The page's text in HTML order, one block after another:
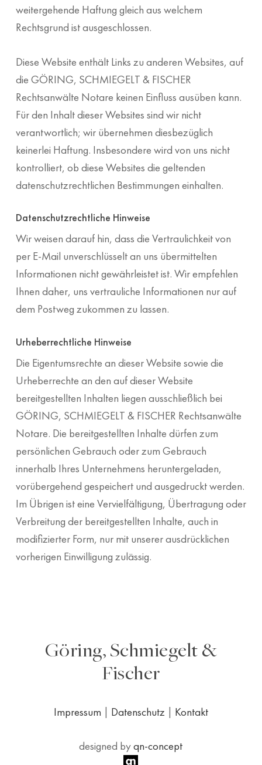
weitergehende Haftung gleich aus welchem
Rechtsgrund ist ausgeschlossen.
Diese Website enthält Links zu anderen Websites, auf
die GÖRING, SCHMIEGELT & FISCHER
Rechtsanwälte Notare keinen Einfluss ausüben kann.
Für den Inhalt dieser Websites sind wir nicht
verantwortlich; wir übernehmen diesbezüglich
keinerlei Haftung. Insbesondere wird von uns nicht
kontrolliert, ob diese Websites die geltenden
datenschutzrechtlichen Bestimmungen einhalten.
Datenschutzrechtliche Hinweise
Wir weisen darauf hin, dass die Vertraulichkeit von
per E-Mail unverschlüsselt an uns übermittelten
Informationen nicht gewährleistet ist. Wir empfehlen
Ihnen daher, uns vertrauliche Informationen nur auf
dem Postweg zukommen zu lassen.
Urheberrechtliche Hinweise
Die Eigentumsrechte an dieser Website sowie die
Urheberrechte an den auf dieser Website
bereitgestellten Inhalten liegen ausschließlich bei
GÖRING, SCHMIEGELT & FISCHER Rechtsanwälte
Notare. Die bereitgestellten Inhalte dürfen zum
persönlichen Gebrauch oder zum Gebrauch
innerhalb Ihres Unternehmens heruntergeladen,
vorübergehend gespeichert und ausgedruckt werden.
Im Übrigen ist eine Vervielfältigung, Übertragung oder
Verbreitung der bereitgestellten Inhalte, auch in
modifizierter Form, nur mit unserer ausdrücklichen
vorherigen Einwilligung zulässig.
Göring, Schmiegelt &
Fischer
Impressum | Datenschutz | Kontakt
designed byqn-concept